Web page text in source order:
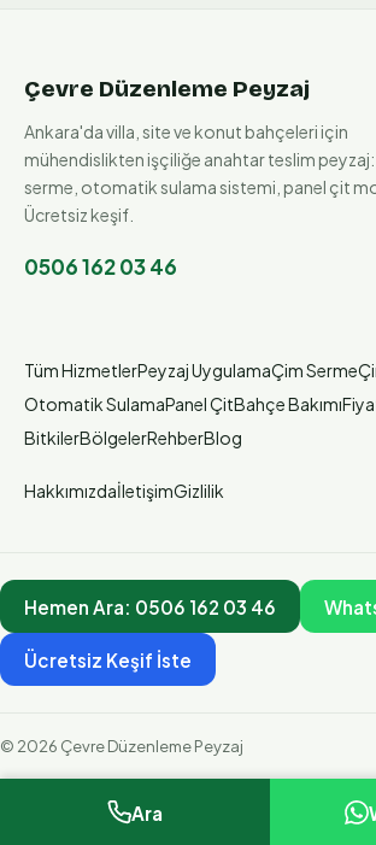
Çevre Düzenleme Peyzaj
Ankara'da villa, site ve konut bahçeleri için
mühendislikten işçiliğe anahtar teslim
serme, otomatik sulama sistemi, panel çit
Ücretsiz keşif.
0506 162 03 46
Tüm HizmetlerPeyzaj UygulamaÇim Serme
Otomatik SulamaPanel ÇitBahçe Bakımı
BitkilerBölgelerRehberBlog
HakkımızdaİletişimGizlilik
Hemen Ara: 0506 162 03 46
Ücretsiz Keşif İste
© 2026 Çevre Düzenleme Peyzaj
Ara